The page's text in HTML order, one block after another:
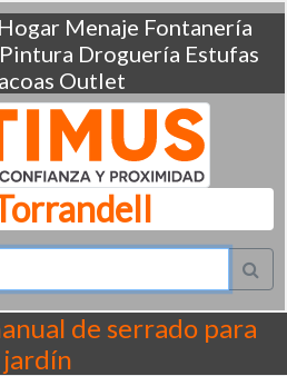
Hogar Menaje Fontanería
Pintura Droguería Estufas
Outlet
de serrado para
jardín